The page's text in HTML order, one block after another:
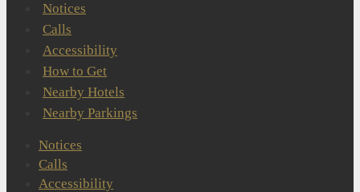
Notices
Calls
Accessibility
How to Get
Nearby Hotels
Nearby Parkings
Notices
Calls
Accessibility